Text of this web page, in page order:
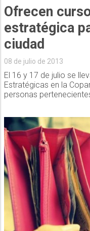
Ofrecen
estratégica
ciudad
08 de julio de 2013
El 16 y 17 de julio se
Estratégicas en la
personas